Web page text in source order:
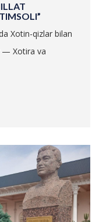
Xotin-qizlar bilan
— Xotira va